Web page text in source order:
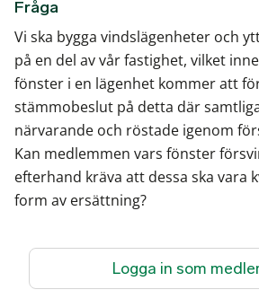
Fråga
Vi ska bygga vindslägenheter och
på en del av vår fastighet, vilket
fönster i en lägenhet kommer att
stämmobeslut på detta där
närvarande och röstade igenom
Kan medlemmen vars fönster
efterhand kräva att dessa ska vara
form av ersättning?
Logga in som